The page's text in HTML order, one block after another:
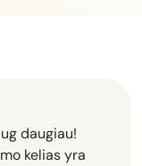
daugiau!
kelias yra